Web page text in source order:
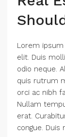
Lorem
elit. Duis
odio neque.
quis rutrum
orci ac nibh
Nullam
erat.
congue. Duis